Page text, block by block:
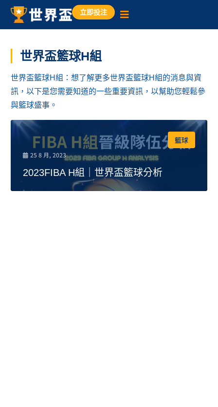
立即投注
世界盃籃球H組
世界盃籃球H組：想了解更多世界盃籃球H組的消息與資
訊，以下是您需要知道的一些重要資訊，以幫助您輕鬆參
與籃球盛事。
籃球
25 8 月, 2023
2023FIBA H組｜世界盃籃球分析